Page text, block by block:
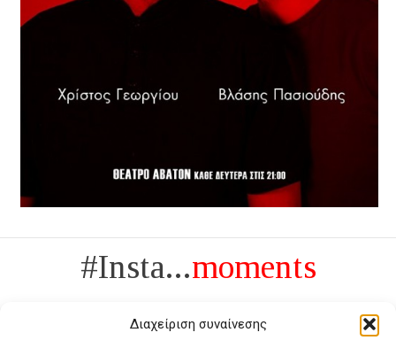
Διαχείριση συναίνεσης
#Insta...moments